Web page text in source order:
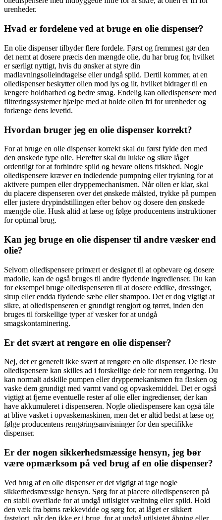
urenheder.
Hvad er fordelene ved at bruge en olie dispenser?
En olie dispenser tilbyder flere fordele. Først og fremmest gør den
det nemt at dosere præcis den mængde olie, du har brug for, hvilket
er særligt nyttigt, hvis du ønsker at styre din
madlavningsolieindtagelse eller undgå spild. Dertil kommer, at en
oliedispenser beskytter olien mod lys og ilt, hvilket bidrager til en
længere holdbarhed og bedre smag. Endelig kan oliedispensere med
filtreringssystemer hjælpe med at holde olien fri for urenheder og
forlænge dens levetid.
Hvordan bruger jeg en olie dispenser korrekt?
For at bruge en olie dispenser korrekt skal du først fylde den med
den ønskede type olie. Herefter skal du lukke og sikre låget
ordentligt for at forhindre spild og bevare oliens friskhed. Nogle
oliedispensere kræver en indledende pumpning eller trykning for at
aktivere pumpen eller dryppemechanismen. Når olien er klar, skal
du placere dispenseren over det ønskede målsted, trykke på pumpen
eller justere drypindstillingen efter behov og dosere den ønskede
mængde olie. Husk altid at læse og følge producentens instruktioner
for optimal brug.
Kan jeg bruge en olie dispenser til andre væsker end
olie?
Selvom oliedispensere primært er designet til at opbevare og dosere
madolie, kan de også bruges til andre flydende ingredienser. Du kan
for eksempel bruge oliedispenseren til at dosere eddike, dressinger,
sirup eller endda flydende sæbe eller shampoo. Det er dog vigtigt at
sikre, at oliedispenseren er grundigt rengjort og tørret, inden den
bruges til forskellige typer af væsker for at undgå
smagskontaminering.
Er det svært at rengøre en olie dispenser?
Nej, det er generelt ikke svært at rengøre en olie dispenser. De fleste
oliedispensere kan skilles ad i forskellige dele for nem rengøring. Du
kan normalt adskille pumpen eller dryppemekanismen fra flasken og
vaske dem grundigt med varmt vand og opvaskemiddel. Det er også
vigtigt at fjerne eventuelle rester af olie eller ingredienser, der kan
have akkumuleret i dispenseren. Nogle oliedispensere kan også tåle
at blive vasket i opvaskemaskinen, men det er altid bedst at læse og
følge producentens rengøringsanvisninger for den specifikke
dispenser.
Er der nogen sikkerhedsmæssige hensyn, jeg bør
være opmærksom på ved brug af en olie dispenser?
Ved brug af en olie dispenser er det vigtigt at tage nogle
sikkerhedsmæssige hensyn. Sørg for at placere oliedispenseren på
en stabil overflade for at undgå utilsigtet væltning eller spild. Hold
den væk fra børns rækkevidde og sørg for, at låget er sikkert
fastgjort, når den ikke er i brug, for at undgå utilsigtet åbning eller